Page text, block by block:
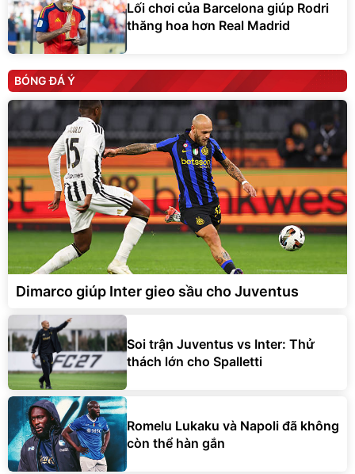
Lối chơi của Barcelona giúp Rodri
thăng hoa hơn Real Madrid
BÓNG ĐÁ Ý
Dimarco giúp Inter gieo sầu cho Juventus
Soi trận Juventus vs Inter: Thử
thách lớn cho Spalletti
Romelu Lukaku và Napoli đã không
còn thể hàn gắn